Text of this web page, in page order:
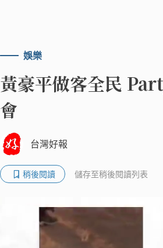
娛樂
黃豪平做客全民
會
台灣好報
稍後閱讀 儲存至稍後閱讀列表